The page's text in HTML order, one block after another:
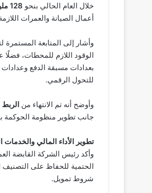
خلال العام الحالي بنحو 128 مليون جنيه
أعمال الصيانة والعمرات
وأشار إلى المتابعة المستمرة
الوقود اللازم للمحطات، فضلًا
بعدادات مسبقة الدفع وعدادات
للتحول الرقمي.
وأوضح أنه تم الانتهاء من الربط
جانب تطوير منظومة الحوكمة
تطوير الأداء المالي والخدمات
وأكد رئيس الشركة القابضة
الحتمية للحفاظ على التصنيف
شروط تمويل.